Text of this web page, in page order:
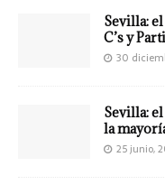
Sevilla:
C’s y
30
Sevilla:
la
25 junio,